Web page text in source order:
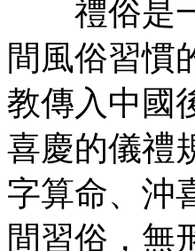
禮俗是一
間風俗習慣
教傳入中國
喜慶的儀禮
字算命、沖
間習俗，無